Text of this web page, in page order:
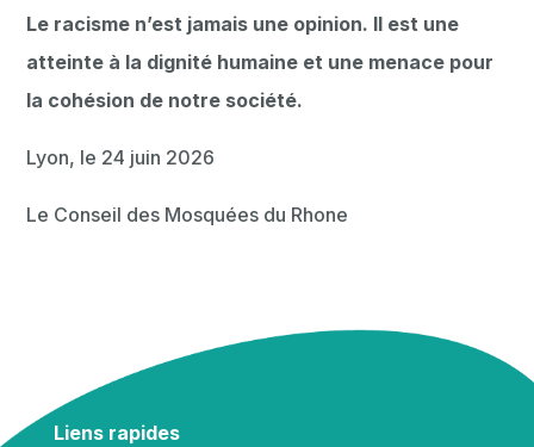
Le racisme n’est jamais une opinion. Il est une
atteinte à la dignité humaine et une menace pour
la cohésion de notre société.
Lyon, le 24 juin 2026
Le Conseil des Mosquées du Rhone
Liens rapides